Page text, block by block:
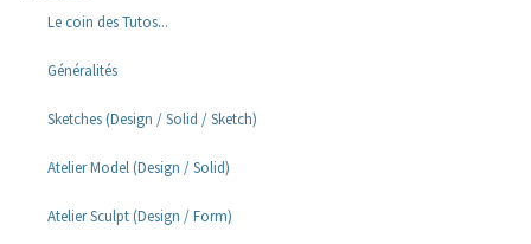
Le coin des Tutos...
Généralités
Sketches (Design / Solid / Sketch)
Atelier Model (Design / Solid)
Atelier Sculpt (Design / Form)